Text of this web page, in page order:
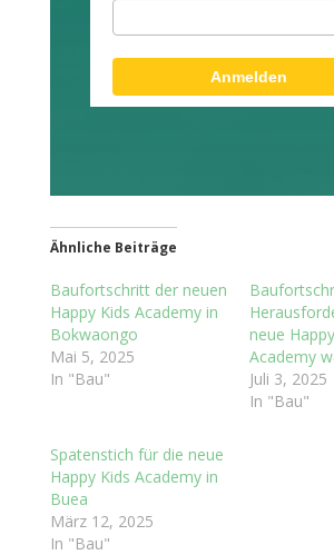
Anmelden
Ähnliche Beiträge
Baufortschritt der neuen
Happy Kids Academy in
Bokwaongo
Mai 5, 2025
In "Bau"
neue
Academy
Juli 3, 2025
In "Bau"
Spatenstich für die neue
Happy Kids Academy in
Buea
März 12, 2025
In "Bau"